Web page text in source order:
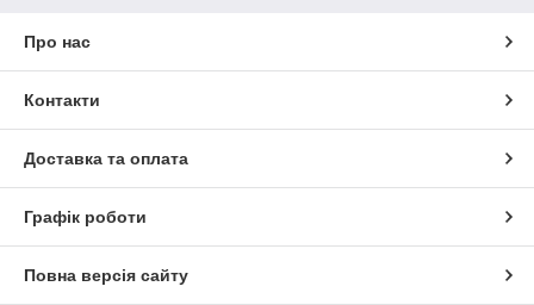
Про нас
Контакти
Доставка та оплата
Графік роботи
Повна версія сайту